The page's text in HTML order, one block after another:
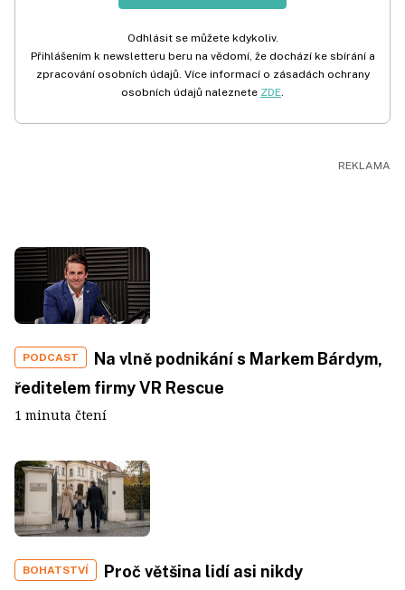
Odhlásit se můžete kdykoliv.
Přihlášením k newsletteru beru na vědomí, že dochází ke sbírání a
zpracování osobních údajů. Více informací o zásadách ochrany
osobních údajů naleznete ZDE.
PODCAST
Na vlně podnikání s Markem Bárdym,
ředitelem firmy VR Rescue
1 minuta čtení
BOHATSTVÍ
Proč většina lidí asi nikdy